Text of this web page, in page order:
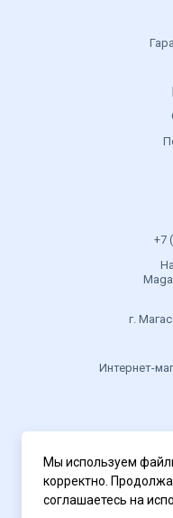
+7
г.
Интернет-
Политика
Мы используем
корректно.
соглашаетесь на